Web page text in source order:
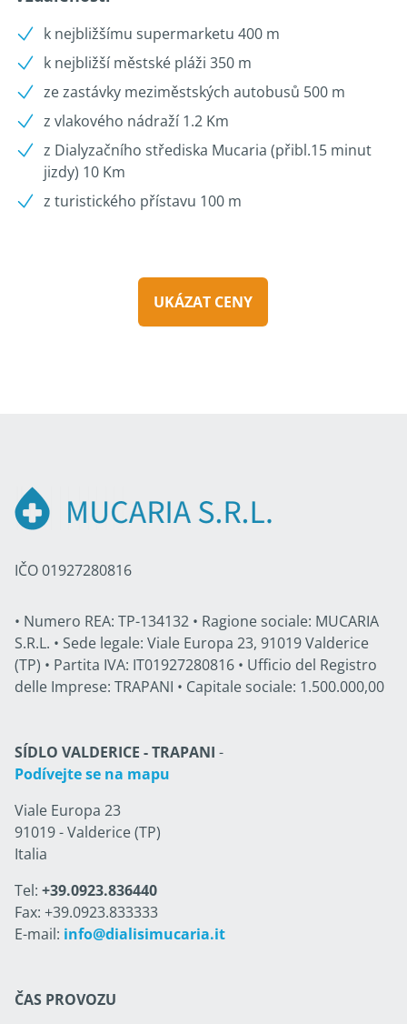
k nejbližšímu supermarketu 400 m
k nejbližší městské pláži 350 m
ze zastávky meziměstských autobusů 500 m
z vlakového nádraží 1.2 Km
z Dialyzačního střediska Mucaria (přibl.15 minut
jizdy) 10 Km
z turistického přístavu 100 m
UKÁZAT CENY
IČO 01927280816
• Numero REA: TP-134132 • Ragione sociale: MUCARIA
S.R.L. • Sede legale: Viale Europa 23, 91019 Valderice
(TP) • Partita IVA: IT01927280816 • Ufficio del Registro
delle Imprese: TRAPANI • Capitale sociale: 1.500.000,00
SÍDLO VALDERICE - TRAPANI -
Podívejte se na mapu
Viale Europa 23
91019 - Valderice (TP)
Italia
Tel: +39.0923.836440
Fax: +39.0923.833333
E-mail: info@dialisimucaria.it
ČAS PROVOZU